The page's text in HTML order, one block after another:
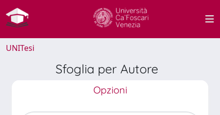
UNITesi
Sfoglia per Autore
Opzioni